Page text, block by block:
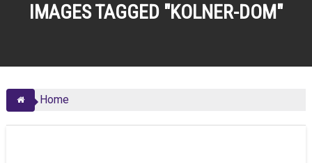
IMAGES TAGGED "KOLNER-DOM"
Home